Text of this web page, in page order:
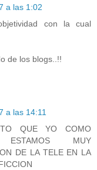
a las 1:02
con la cual
de los blogs..!!
a las 14:11
QUE YO COMO
ESTAMOS MUY
DE LA TELE EN LA